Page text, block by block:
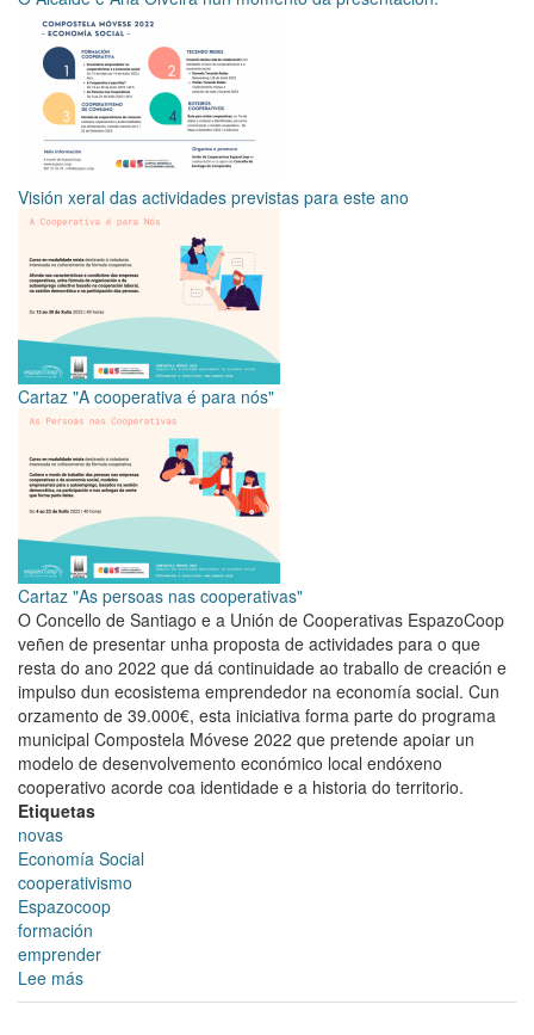
Visión xeral das actividades previstas para este ano
Cartaz "A cooperativa é para nós"
Cartaz "As persoas nas cooperativas"
O Concello de Santiago e a Unión de Cooperativas EspazoCoop
veñen de presentar unha proposta de actividades para o que
resta do ano 2022 que dá continuidade ao traballo de creación e
impulso dun ecosistema emprendedor na economía social. Cun
orzamento de 39.000€, esta iniciativa forma parte do programa
municipal Compostela Móvese 2022 que pretende apoiar un
modelo de desenvolvemento económico local endóxeno
cooperativo acorde coa identidade e a historia do territorio.
Etiquetas
novas
Economía Social
cooperativismo
Espazocoop
formación
emprender
Lee más
O